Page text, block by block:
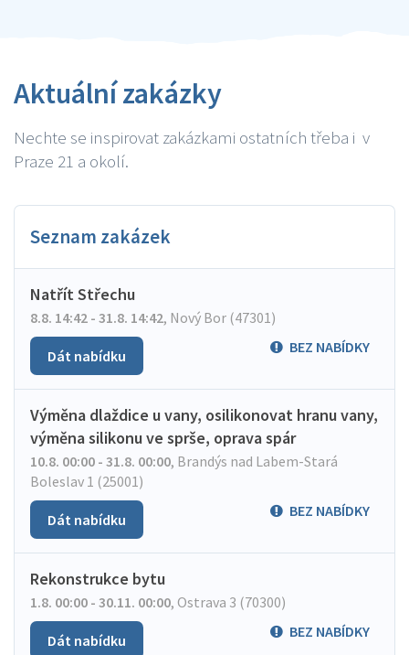
Aktuální zakázky
Nechte se inspirovat zakázkami ostatních třeba i v
Praze 21 a okolí.
Seznam zakázek
Natřít Střechu
8.8. 14:42 - 31.8. 14:42, Nový Bor (47301)
BEZ NABÍDKY
Dát nabídku
Výměna dlaždice u vany, osilikonovat hranu vany,
výměna silikonu ve sprše, oprava spár
10.8. 00:00 - 31.8. 00:00, Brandýs nad Labem-Stará
Boleslav 1 (25001)
BEZ NABÍDKY
Dát nabídku
Rekonstrukce bytu
1.8. 00:00 - 30.11. 00:00, Ostrava 3 (70300)
BEZ NABÍDKY
Dát nabídku